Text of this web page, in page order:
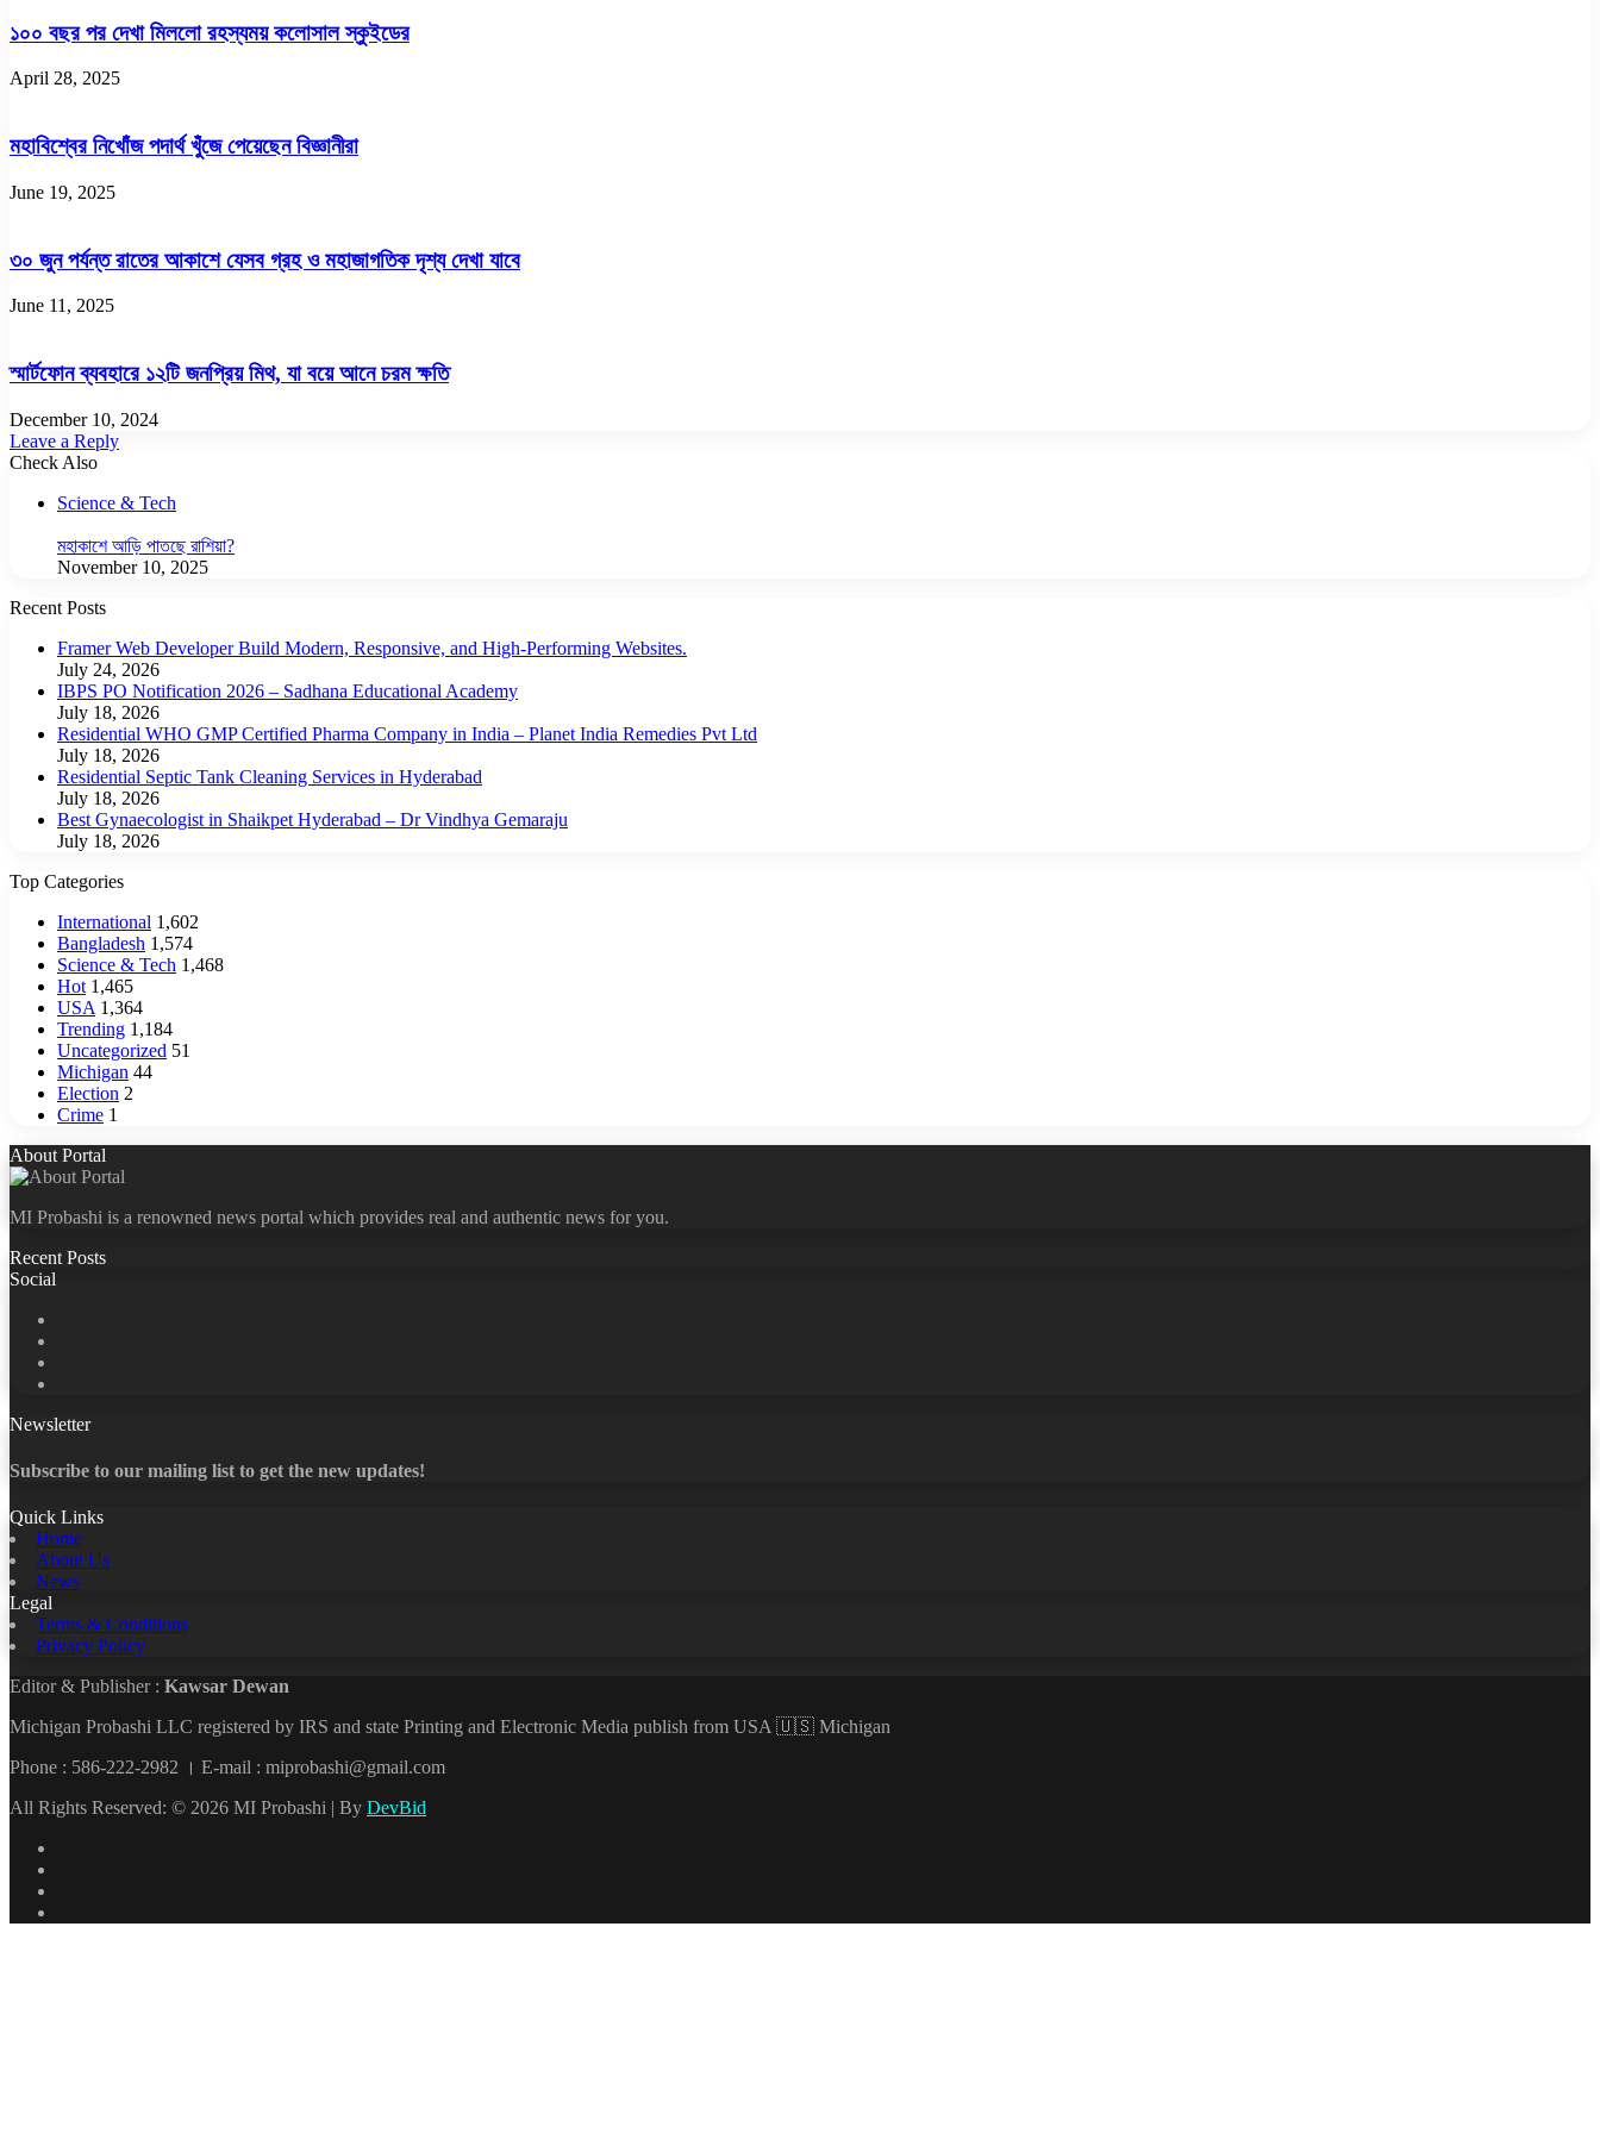
১০০ বছর পর দেখা মিললো রহস্যময় কলোসাল স্কুইডের
April 28, 2025
মহাবিশ্বের নিখোঁজ পদার্থ খুঁজে পেয়েছেন বিজ্ঞানীরা
June 19, 2025
৩০ জুন পর্যন্ত রাতের আকাশে যেসব গ্রহ ও মহাজাগতিক দৃশ্য দেখা যাবে
June 11, 2025
স্মার্টফোন ব্যবহারে ১২টি জনপ্রিয় মিথ, যা বয়ে আনে চরম ক্ষতি
December 10, 2024
Leave a Reply
Check Also
Science & Tech
মহাকাশে আড়ি পাতছে রাশিয়া?
November 10, 2025
Recent Posts
Framer Web Developer Build Modern, Responsive, and High-Performing Websites.
July 24, 2026
IBPS PO Notification 2026 – Sadhana Educational Academy
July 18, 2026
Residential WHO GMP Certified Pharma Company in India – Planet India Remedies Pvt Ltd
July 18, 2026
Residential Septic Tank Cleaning Services in Hyderabad
July 18, 2026
Best Gynaecologist in Shaikpet Hyderabad – Dr Vindhya Gemaraju
July 18, 2026
Top Categories
International 1,602
Bangladesh 1,574
Science & Tech 1,468
Hot 1,465
USA 1,364
Trending 1,184
Uncategorized 51
Michigan 44
Election 2
Crime 1
About Portal
MI Probashi is a renowned news portal which provides real and authentic news for you.
Recent Posts
Social
Newsletter
Subscribe to our mailing list to get the new updates!
Quick Links
Home
About Us
News
Legal
Terms & Conditions
Privacy Policy
Editor & Publisher : Kawsar Dewan
Michigan Probashi LLC registered by IRS and state Printing and Electronic Media publish from USA 🇺🇸 Michigan
Phone : 586-222-2982 । E-mail : miprobashi@gmail.com
All Rights Reserved: © 2026 MI Probashi | By DevBid